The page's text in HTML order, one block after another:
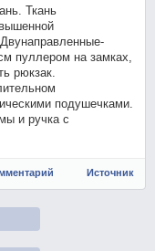
Ткань
пуллером на замках,
рюкзак.
подушечками.
и ручка с
Источник